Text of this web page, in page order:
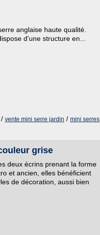
anglaise haute qualité.
d'une structure en...
/ vente mini serre jardin / mini serres
grise
deux écrins prenant la forme
et ancien, elles bénéficient
de décoration, aussi bien